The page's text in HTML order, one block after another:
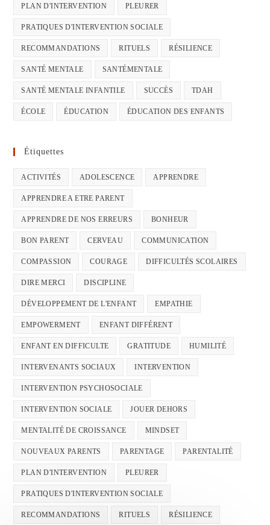
PLAN D'INTERVENTION PLEURER
PRATIQUES D'INTERVENTION SOCIALE
RECOMMANDATIONS RITUELS RÉSILIENCE
SANTÉ MENTALE SANTÉMENTALE
SANTÉ MENTALE INFANTILE SUCCÈS TDAH
ÉCOLE ÉDUCATION ÉDUCATION DES ENFANTS
Étiquettes
ACTIVITÉS ADOLESCENCE APPRENDRE
APPRENDRE A ETRE PARENT
APPRENDRE DE NOS ERREURS BONHEUR
BON PARENT CERVEAU COMMUNICATION
COMPASSION COURAGE DIFFICULTÉS SCOLAIRES
DIRE MERCI DISCIPLINE
DÉVELOPPEMENT DE L'ENFANT EMPATHIE
EMPOWERMENT ENFANT DIFFÉRENT
ENFANT EN DIFFICULTE GRATITUDE HUMILITÉ
INTERVENANTS SOCIAUX INTERVENTION
INTERVENTION PSYCHOSOCIALE
INTERVENTION SOCIALE JOUER DEHORS
MENTALITÉ DE CROISSANCE MINDSET
NOUVEAUX PARENTS PARENTAGE PARENTALITÉ
PLAN D'INTERVENTION PLEURER
PRATIQUES D'INTERVENTION SOCIALE
RECOMMANDATIONS RITUELS RÉSILIENCE